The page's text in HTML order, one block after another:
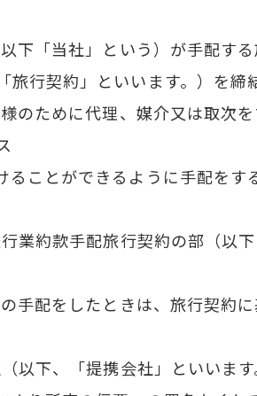
下「当社」という）が手配す
行契約」といいます。）を締
のために代理、媒介又は取次
ることができるように手配を
業約款手配旅行契約の部（以下
手配をしたときは、旅行契約
下、「提携会社」といいます